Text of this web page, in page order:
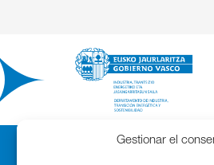
Gestionar el